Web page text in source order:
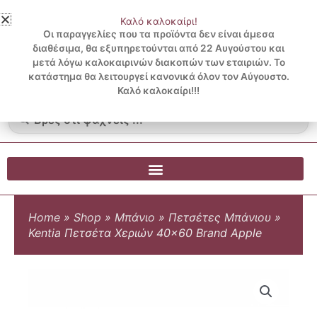
στο
περιεχόμενο
3 ΔΟΣΕΙΣ ΧΩΡΙΣ ΠΙΣΤΩΤΙΚΗ ΜΕ KLARNA
...
Λογαριασμός
Blog
0.00€
0
Cart
Home » Shop » Μπάνιο » Πετσέτες Μπάνιου »
Kentia Πετσέτα Χεριών 40×60 Brand Apple
Καλό καλοκαίρι!
Οι παραγγελίες που τα προϊόντα δεν είναι άμεσα
διαθέσιμα, θα εξυπηρετούνται από 22 Αυγούστου και
μετά λόγω καλοκαιρινών διακοπών των εταιριών. Το
κατάστημα θα λειτουργεί κανονικά όλον τον Αύγουστο.
Καλό καλοκαίρι!!!